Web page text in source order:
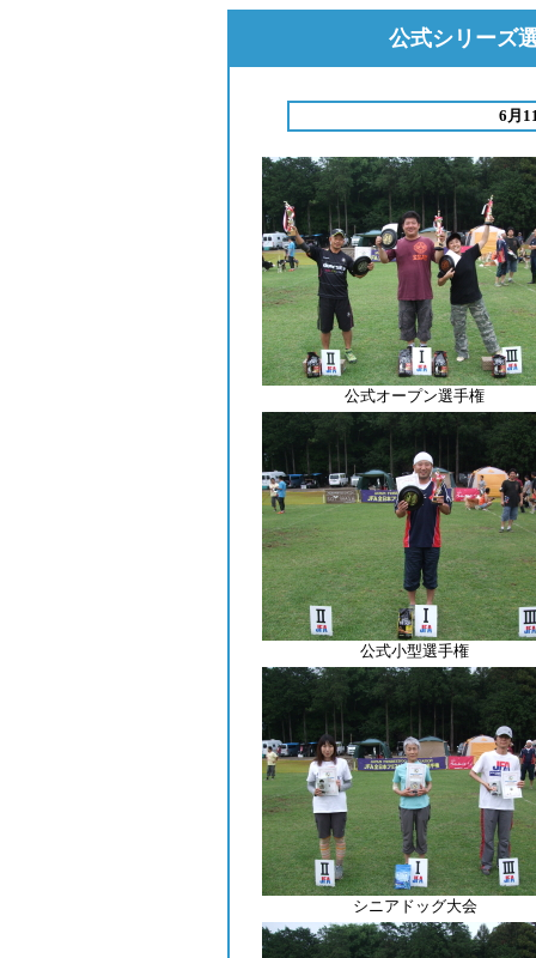
公式シリーズ
6月
公式オープン選手権
公式小型選手権
シニアドッグ大会